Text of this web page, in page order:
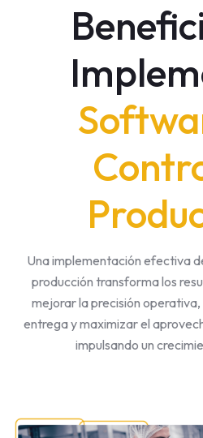
Una implementación efectiva
producción transforma los
mejorar la precisión
entrega y maximizar el
impulsando un